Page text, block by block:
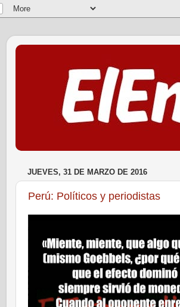
JUEVES, 31 DE MARZO DE 2016
Perú: Políticos y periodistas